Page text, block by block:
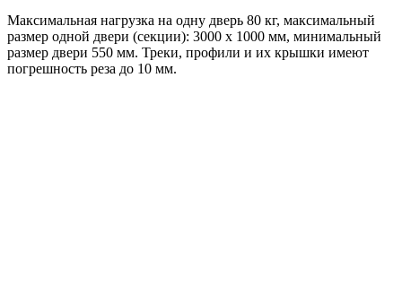
Максимальная нагрузка на одну дверь 80 кг, максимальный
размер одной двери (секции): 3000 x 1000 мм, минимальный
размер двери 550 мм. Треки, профили и их крышки имеют
погрешность реза до 10 мм.